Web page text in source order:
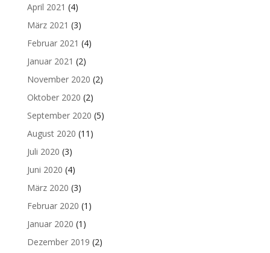
April 2021 (4)
März 2021 (3)
Februar 2021 (4)
Januar 2021 (2)
November 2020 (2)
Oktober 2020 (2)
September 2020 (5)
August 2020 (11)
Juli 2020 (3)
Juni 2020 (4)
März 2020 (3)
Februar 2020 (1)
Januar 2020 (1)
Dezember 2019 (2)